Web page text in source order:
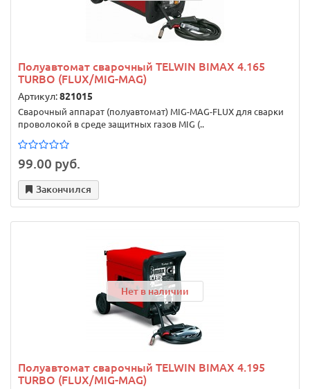
Полуавтомат сварочный TELWIN BIMAX 4.165
TURBO (FLUX/MIG-MAG)
Артикул:821015
Сварочный аппарат (полуавтомат) MIG-MAG-FLUX для сварки
проволокой в среде защитных газов MIG (..
99.00 руб.
Закончился
Нет в наличии
Полуавтомат сварочный TELWIN BIMAX 4.195
TURBO (FLUX/MIG-MAG)